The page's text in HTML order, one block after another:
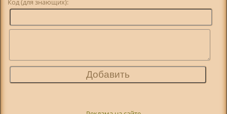
Код (для знающих):